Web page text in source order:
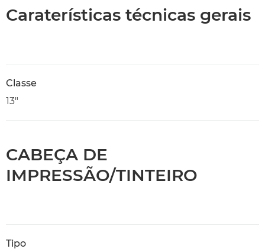
Caraterísticas técnicas gerais
Classe
13"
CABEÇA DE
IMPRESSÃO/TINTEIRO
Tipo